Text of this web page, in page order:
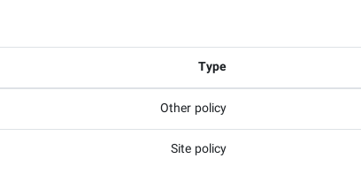
Type
Other policy
Site policy